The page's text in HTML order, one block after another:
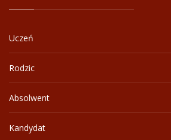
Uczeń
Rodzic
Absolwent
Kandydat